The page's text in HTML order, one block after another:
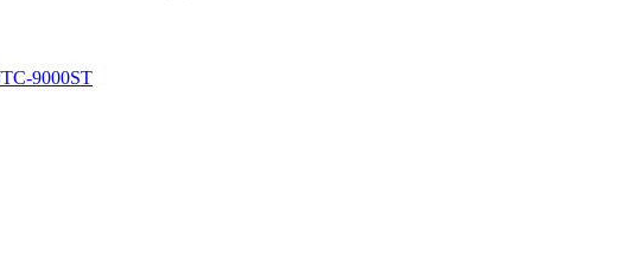
9000ST